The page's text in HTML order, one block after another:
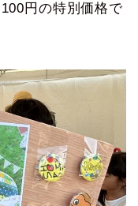
円の特別価格で